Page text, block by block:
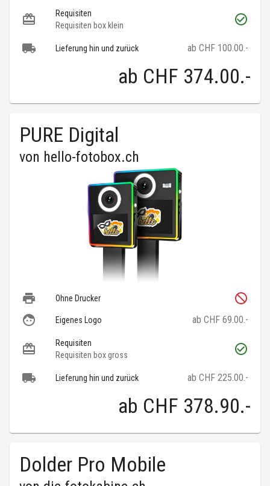
Requisiten
Requisiten box klein
Lieferung hin und zurück ab CHF 100.00.-
ab CHF 374.00.-
PURE Digital
von hello-fotobox.ch
Ohne Drucker
Eigenes Logo ab CHF 69.00.-
Requisiten
Requisiten box gross
Lieferung hin und zurück ab CHF 225.00.-
ab CHF 378.90.-
Dolder Pro Mobile